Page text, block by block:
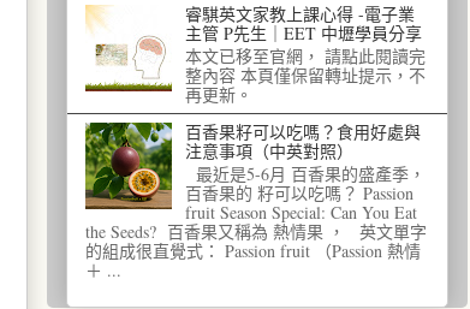
睿騏英文家教上課心得 -電子業
主管 P先生｜EET 中壢學員分享
本文已移至官網， 請點此閱讀完
整內容 本頁僅保留轉址提示，不
再更新。
百香果籽可以吃嗎？食用好處與
注意事項（中英對照）
最近是5-6月 百香果的盛產季，
百香果的 籽可以吃嗎？ Passion
fruit Season Special: Can You Eat
the Seeds? 百香果又稱為 熱情果 ， 英文單字
的組成很直覺式： Passion fruit （Passion 熱情
＋ ...